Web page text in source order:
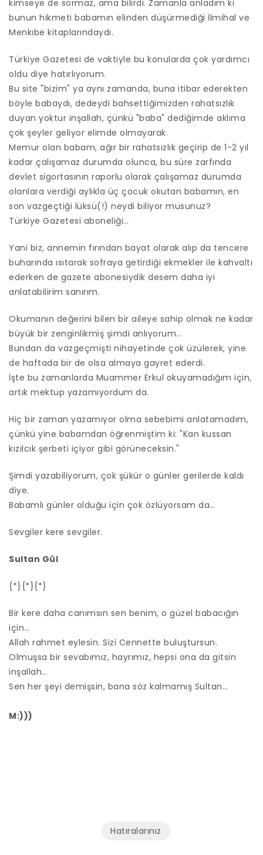
kimseye de sormaz, ama bilirdi. Zamanla anladım ki
bunun hikmeti babamın elinden düşürmediği İlmihal ve
Menkıbe kitaplarındaydı.
Türkiye Gazetesi de vaktiyle bu konularda çok yardımcı
oldu diye hatırlıyorum.
Bu site "bizim" ya aynı zamanda, buna itibar ederekten
böyle babaydı, dedeydi bahsettiğimizden rahatsızlık
duyan yoktur inşallah, çünkü "baba" dediğimde aklıma
çok şeyler geliyor elimde olmayarak.
Memur olan babam, ağır bir rahatsızlık geçirip de 1-2 yıl
kadar çalışamaz durumda olunca, bu süre zarfında
devlet sigortasının raporlu olarak çalışamaz durumda
olanlara verdiği aylıkla üç çocuk okutan babamın, en
son vazgeçtiği lüksü(!) neydi biliyor musunuz?
Türkiye Gazetesi aboneliği…
Yani biz, annemin fırından bayat olarak alıp da tencere
buharında ısıtarak sofraya getirdiği ekmekler ile kahvaltı
ederken de gazete abonesiydik desem daha iyi
anlatabilirim sanırım.
Okumanın değerini bilen bir aileye sahip olmak ne kadar
büyük bir zenginlikmiş şimdi anlıyorum…
Bundan da vazgeçmişti nihayetinde çok üzülerek, yine
de haftada bir de olsa almaya gayret ederdi.
İşte bu zamanlarda Muammer Erkul okuyamadığım için,
artık mektup yazamıyordum da.
Hiç bir zaman yazamıyor olma sebebimi anlatamadım,
çünkü yine babamdan öğrenmiştim ki: "Kan kussan
kızılcık şerbeti içiyor gibi görüneceksin."
Şimdi yazabiliyorum, çok şükür o günler gerilerde kaldı
diye.
Babamlı günler olduğu için çok özlüyorsam da…
Sevgiler kere sevgiler.
Sultan Gül
{*}{*}{*}
Bir kere daha canımsın sen benim, o güzel babacığın
için…
Allah rahmet eylesin. Sizi Cennette buluştursun.
Olmuşsa bir sevabımız, hayrımız, hepsi ona da gitsin
inşallah…
Sen her şeyi demişsin, bana söz kalmamış Sultan…
M:)))
Hatıralarınız